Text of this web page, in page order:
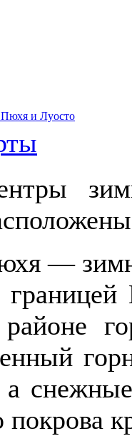
и Луосто
—
а